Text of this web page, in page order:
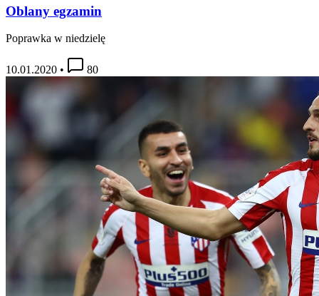
Oblany egzamin
Poprawka w niedzielę
10.01.2020 • 80